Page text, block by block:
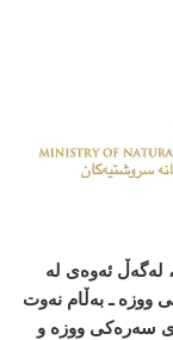
، لەگەڵ ئەوەی لە
ووزە ـ بەڵام نەوت
سەرەکی ووزە و